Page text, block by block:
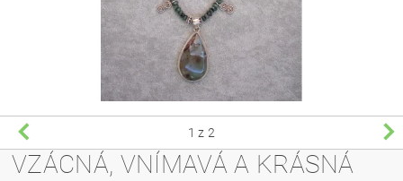
1 z 2
VZÁCNÁ, VNÍMAVÁ A KRÁSNÁ